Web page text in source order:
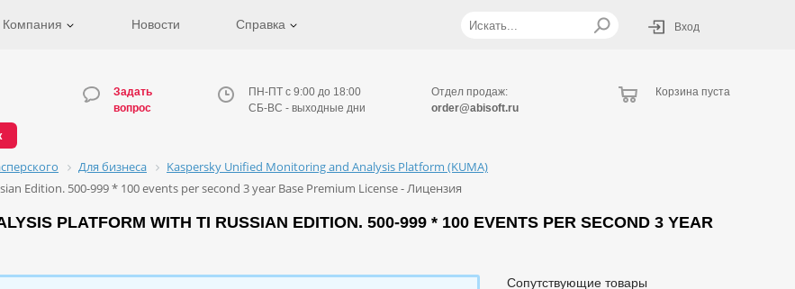
Компания Новости Справка Вход
Задать
вопрос
ПН-ПТ с 9:00 до 18:00
СБ-ВС - выходные дни
Отдел продаж:
order@abisoft.ru
Корзина пуста
Для бизнеса
Kaspersky Unified Monitoring and Analysis Platform (KUMA)
Edition. 500-999 * 100 events per second 3 year Base Premium License - Лицензия
PLATFORM WITH TI RUSSIAN EDITION. 500-999 * 100 EVENTS PER SECOND 3 YEAR
Сопутствующие товары